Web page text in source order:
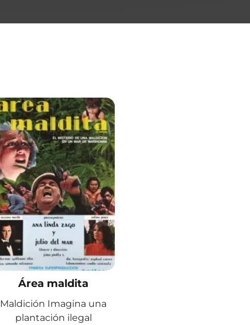
Área maldita
Maldición Imagina una
plantación ilegal